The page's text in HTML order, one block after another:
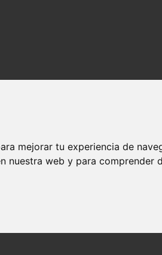
mejorar tu experiencia de
nuestra web y para comprender